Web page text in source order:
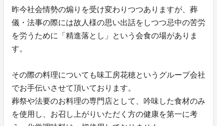
昨今社会情勢の煽りを受け変わりつつありますが、葬
儀・法事の際には故人様の思い出話をしつつ忌中の苦労
を労うために「精進落とし」という会食の場がありま
す。
その際の料理についても味工房花穂というグループ会社
でお手伝いさせて頂いております。
葬祭や法要のお料理の専門店として、吟味した食材のみ
を使用し、お召し上がりいただく方の健康を第一に考